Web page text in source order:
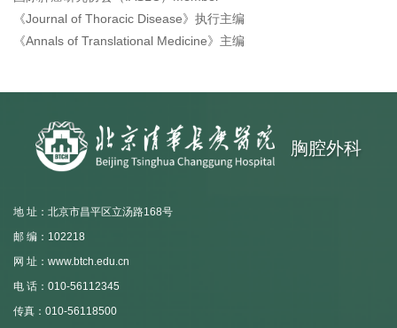
《Journal of Thoracic Disease》执行主编
《Annals of Translational Medicine》主编
胸腔外科
地 址：北京市昌平区立汤路168号
邮 编：102218
网 址：www.btch.edu.cn
电 话：010-56112345
传真：010-56118500